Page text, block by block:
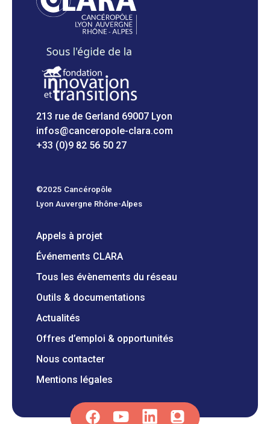
213 rue de Gerland 69007 Lyon
infos@canceropole-clara.com
+33 (0)9 82 56 50 27
©2025 Cancéropôle
Lyon Auvergne Rhône-Alpes
Appels à projet
Événements CLARA
Tous les évènements du réseau
Outils & documentations
Actualités
Offres d’emploi & opportunités
Nous contacter
Mentions légales